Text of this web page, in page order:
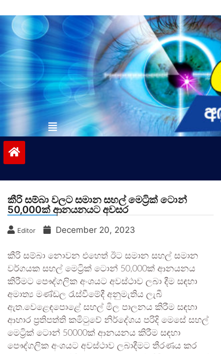
to
contentvinivida.lk
කීරි සම්බා වලට සමාන සහල් මෙට්‍රික් ටොන්
50,000ක් ආනයනයට අවසර
Editor December 20, 2023
කීරි සම්බා නොවන එහෙත් ඊට සමාන සහල් සමාන
වර්ගයක සහල් මෙට්‍රික් ටොන් 50,000ක් ආනයනය
කිරීමට පෞද්ගලික අංශයට අවස්ථාව ලබා දීම සඳහා
අමාත්‍ය මණ්ඩල රැස්වීමේදී අනුමැතිය ලැබී
ඇත.වෙළෙඳපොළේ සහල් මිල පාලනය කිරීම සඳහා
ආහාර ප්‍රතිපත්ති කමිටුවේ නිර්දේශය පරිදි මෙසේ සහල්
මෙට්‍රික් ටොන් 50000ක් ආනයනය කිරීම සඳහා
පෞද්ගලික අංශයට අවස්ථාව ලබාදීමට තීරණය කර